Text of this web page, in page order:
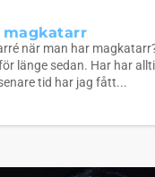
magkatarr
när man har
länge sedan. Har har
tid har jag fått...